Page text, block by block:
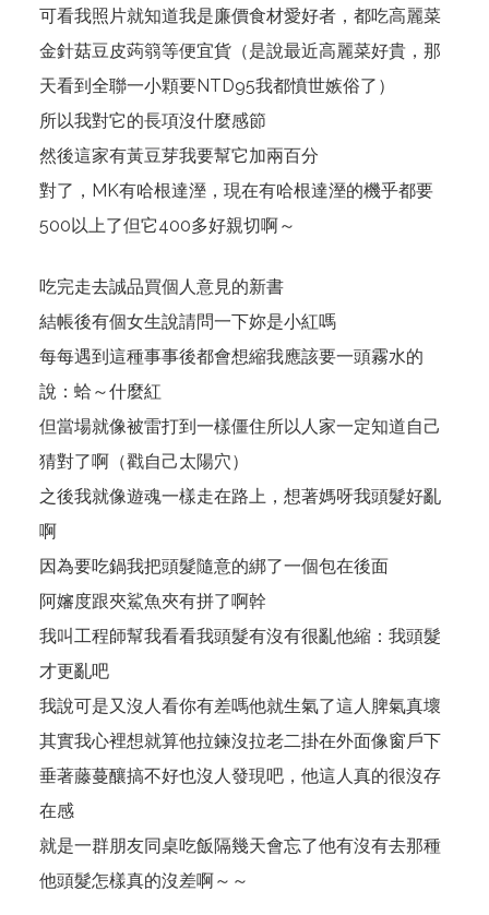
可看我照片就知道我是廉價食材愛好者，都吃高麗菜
金針菇豆皮蒟篛等便宜貨（是說最近高麗菜好貴，那
天看到全聯一小顆要NTD95我都憤世嫉俗了）
所以我對它的長項沒什麼感節
然後這家有黃豆芽我要幫它加兩百分
對了，MK有哈根達溼，現在有哈根達溼的機乎都要
500以上了但它400多好親切啊～
吃完走去誠品買個人意見的新書
結帳後有個女生說請問一下妳是小紅嗎
每每遇到這種事事後都會想縮我應該要一頭霧水的
說：蛤～什麼紅
但當場就像被雷打到一樣僵住所以人家一定知道自己
猜對了啊（戳自己太陽穴）
之後我就像遊魂一樣走在路上，想著媽呀我頭髮好亂
啊
因為要吃鍋我把頭髮隨意的綁了一個包在後面
阿嬸度跟夾鯊魚夾有拼了啊幹
我叫工程師幫我看看我頭髮有沒有很亂他縮：我頭髮
才更亂吧
我說可是又沒人看你有差嗎他就生氣了這人脾氣真壞
其實我心裡想就算他拉鍊沒拉老二掛在外面像窗戶下
垂著藤蔓釀搞不好也沒人發現吧，他這人真的很沒存
在感
就是一群朋友同桌吃飯隔幾天會忘了他有沒有去那種
他頭髮怎樣真的沒差啊～～